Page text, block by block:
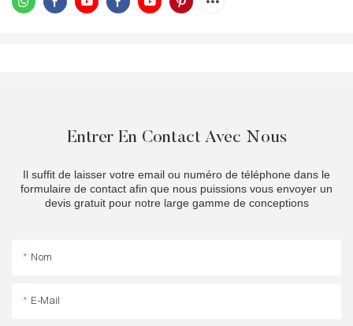
Entrer En Contact Avec Nous
Il suffit de laisser votre email ou numéro de téléphone dans le
formulaire de contact afin que nous puissions vous envoyer un
devis gratuit pour notre large gamme de conceptions
Nom
E-Mail